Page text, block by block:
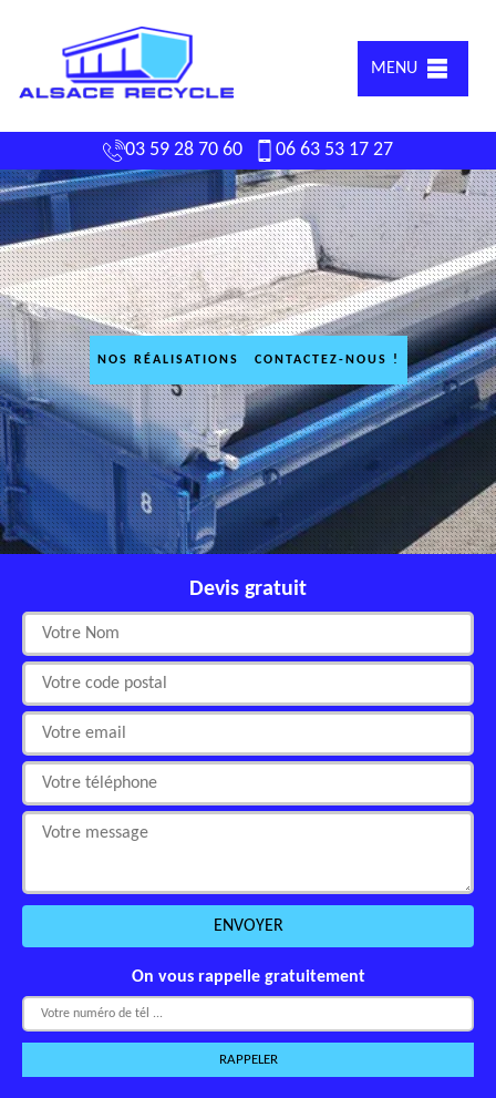
MENU
03 59 28 70 60 06 63 53 17 27
NOS RÉALISATIONS CONTACTEZ-NOUS !
Devis gratuit
On vous rappelle gratuitement